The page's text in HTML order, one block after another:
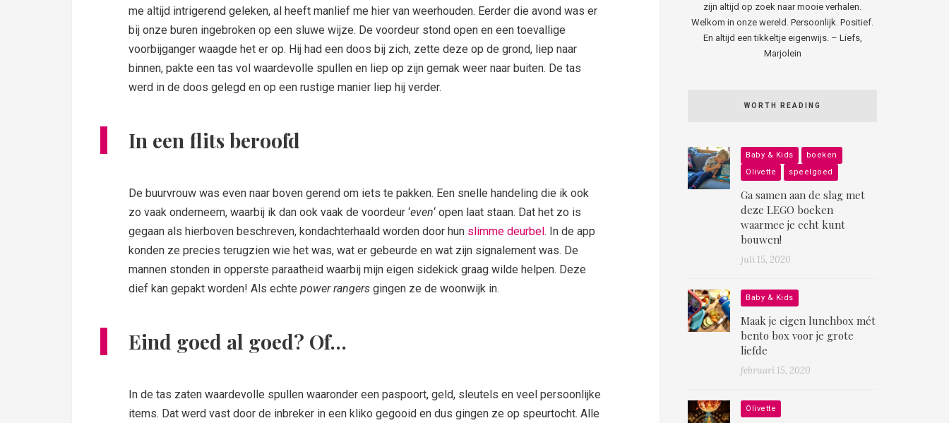
me altijd intrigerend geleken, al heeft manlief me hier van weerhouden. Eerder die avond was er
bij onze buren ingebroken op een sluwe wijze. De voordeur stond open en een toevallige
voorbijganger waagde het er op. Hij had een doos bij zich, zette deze op de grond, liep naar
binnen, pakte een tas vol waardevolle spullen en liep op zijn gemak weer naar buiten. De tas
werd in de doos gelegd en op een rustige manier liep hij verder.
In een flits beroofd
De buurvrouw was even naar boven gerend om iets te pakken. Een snelle handeling die ik ook
zo vaak onderneem, waarbij ik dan ook vaak de voordeur ‘even‘ open laat staan. Dat het zo is
gegaan als hierboven beschreven, kondachterhaald worden door hun slimme deurbel. In de app
konden ze precies terugzien wie het was, wat er gebeurde en wat zijn signalement was. De
mannen stonden in opperste paraatheid waarbij mijn eigen sidekick graag wilde helpen. Deze
dief kan gepakt worden! Als echte power rangers gingen ze de woonwijk in.
Eind goed al goed? Of…
In de tas zaten waardevolle spullen waaronder een paspoort, geld, sleutels en veel persoonlijke
items. Dat werd vast door de inbreker in een kliko gegooid en dus gingen ze op speurtocht. Alle
zijn altijd op zoek naar mooie verhalen.
Welkom in onze wereld. Persoonlijk. Positief.
En altijd een tikkeltje eigenwijs. – Liefs,
Marjolein
WORTH READING
Baby & Kids
boeken
Olivette
speelgoed
Ga samen aan de slag met
deze LEGO boeken
waarmee je echt kunt
bouwen!
juli 15, 2020
Baby & Kids
Maak je eigen lunchbox mét
bento box voor je grote
liefde
februari 15, 2020
Olivette